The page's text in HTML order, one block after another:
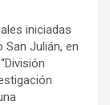
iniciadas
San Julián, en